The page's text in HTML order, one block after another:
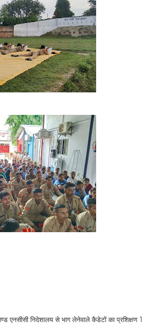
एनसीसी निदेशालय से भाग लेनेवाले कैडेटों का प्रशिक्षण